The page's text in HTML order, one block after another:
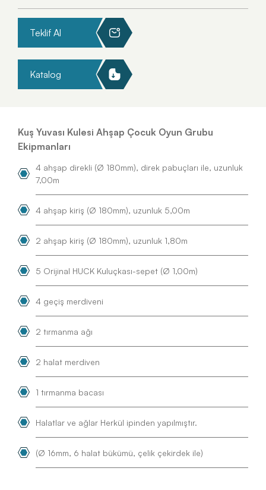
Teklif Al
Katalog
Kuş Yuvası Kulesi Ahşap Çocuk Oyun Grubu
Ekipmanları
4 ahşap direkli (Ø 180mm), direk pabuçları ile, uzunluk
7,00m
4 ahşap kiriş (Ø 180mm), uzunluk 5,00m
2 ahşap kiriş (Ø 180mm), uzunluk 1,80m
5 Orijinal HUCK Kuluçkası-sepet (Ø 1,00m)
4 geçiş merdiveni
2 tırmanma ağı
2 halat merdiven
1 tırmanma bacası
Halatlar ve ağlar Herkül ipinden yapılmıştır.
(Ø 16mm, 6 halat bükümü, çelik çekirdek ile)